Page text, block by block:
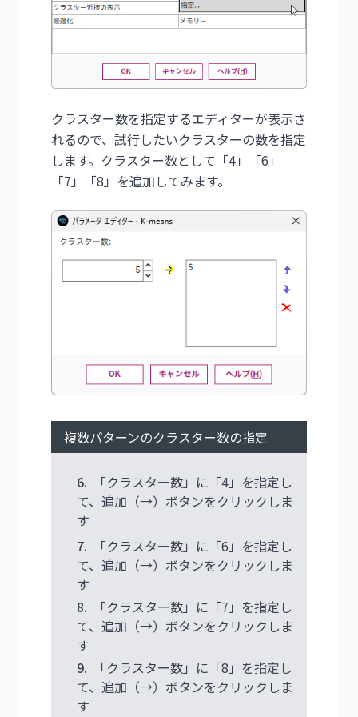
クラスター数を指定するエディターが表示さ
れるので、試行したいクラスターの数を指定
します。クラスター数として「4」「6」
「7」「8」を追加してみます。
複数パターンのクラスター数の指定
6.
「クラスター数」に「4」を指定し
て、追加（→）ボタンをクリックしま
す
7.
「クラスター数」に「6」を指定し
て、追加（→）ボタンをクリックしま
す
8.
「クラスター数」に「7」を指定し
て、追加（→）ボタンをクリックしま
す
9.
「クラスター数」に「8」を指定し
て、追加（→）ボタンをクリックしま
す